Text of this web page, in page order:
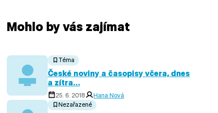
Mohlo by vás zajímat
Téma
České noviny a časopisy včera, dnes
a zítra…
25. 6. 2018
Hana Nová
Nezařazené